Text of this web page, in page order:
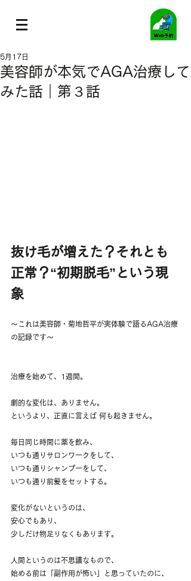
美容師が本気でAGA治療して
みた話｜第３話
5月17日
抜け毛が増えた？それとも
正常？“初期脱毛”という現
象
〜これは美容師・菊地哲平が実体験で語るAGA治療
の記録です〜
治療を始めて、1週間。
劇的な変化は、ありません。
というより、正直に言えば 何も起きません。
毎日同じ時間に薬を飲み、
いつも通りサロンワークをして、
いつも通りシャンプーをして、
いつも通り前髪をセットする。
変化がないというのは、
安心でもあり、
少しだけ物足りなくもあります。
人間というのは不思議なもので、
始める前は「副作用が怖い」と思っていたのに、